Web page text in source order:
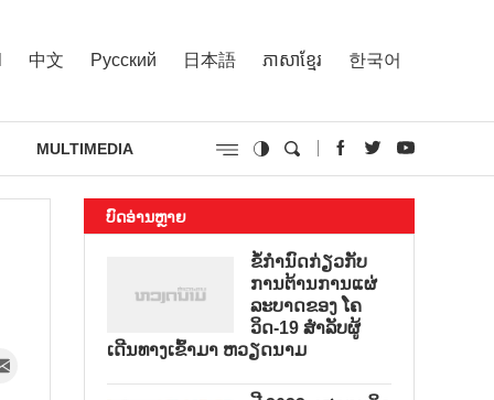
中文 Русский 日本語 ភាសាខ្មែរ 한국어
MULTIMEDIA
ບົດອ່ານຫຼາຍ
ຂໍ້ກຳນົດກ່ຽວກັບ
ການຕ້ານການແຜ່
ລະບາດຂອງ ໂຄ
ວິດ-19 ສຳລັບຜູ້
ເດີນທາງເຂົ້າມາ ຫວຽດນາມ